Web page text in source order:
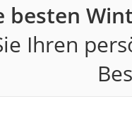
besten
Ihren